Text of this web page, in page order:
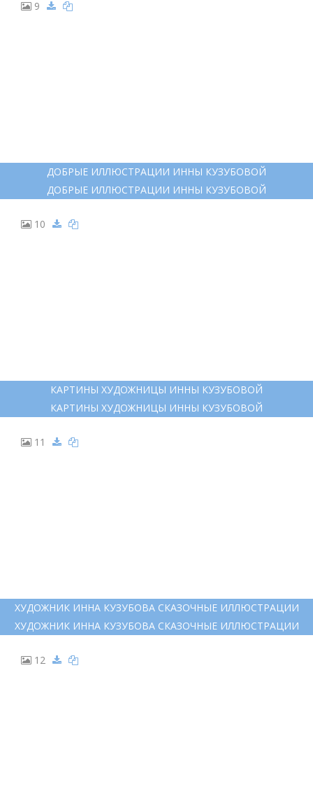
9
ДОБРЫЕ ИЛЛЮСТРАЦИИ ИННЫ КУЗУБОВОЙ
ДОБРЫЕ ИЛЛЮСТРАЦИИ ИННЫ КУЗУБОВОЙ
10
КАРТИНЫ ХУДОЖНИЦЫ ИННЫ КУЗУБОВОЙ
КАРТИНЫ ХУДОЖНИЦЫ ИННЫ КУЗУБОВОЙ
11
ХУДОЖНИК ИННА КУЗУБОВА СКАЗОЧНЫЕ ИЛЛЮСТРАЦИИ
ХУДОЖНИК ИННА КУЗУБОВА СКАЗОЧНЫЕ ИЛЛЮСТРАЦИИ
12